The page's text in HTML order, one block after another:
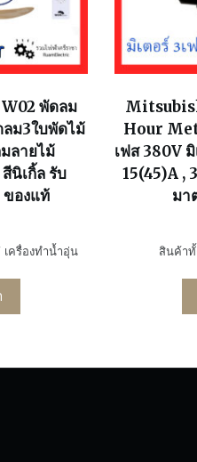
พัดลม
ม3ใบพัดไม้
ลายไม้
นิเกิ้ล รับ
ของแท้
ครื่องทำน้ำอุ่น
Hour
เฟส 380V
15(45)A ,
มา
สินค้า